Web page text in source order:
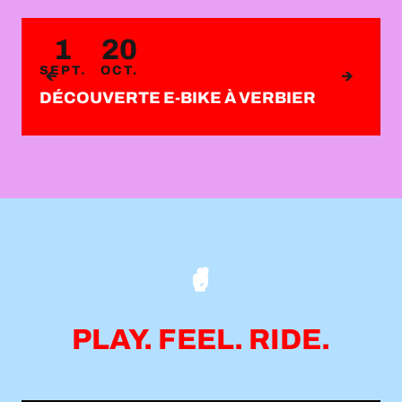
1
SEPT.
20
OCT.
DÉCOUVERTE E-BIKE À VERBIER
PLAY. FEEL. RIDE.